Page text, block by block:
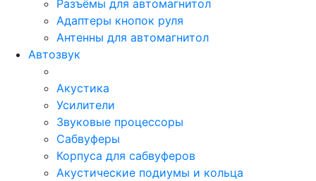
Разъёмы для автомагнитол
Адаптеры кнопок руля
Антенны для автомагнитол
Автозвук
Акустика
Усилители
Звуковые процессоры
Сабвуферы
Корпуса для сабвуферов
Акустические подиумы и кольца